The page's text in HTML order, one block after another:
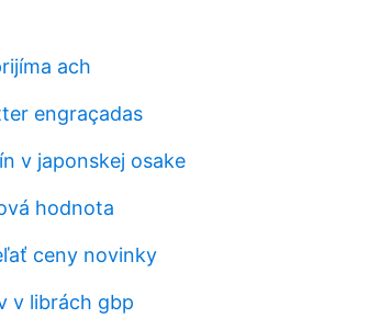
ach
engraçadas
v japonskej osake
hodnota
ceny novinky
v librách gbp